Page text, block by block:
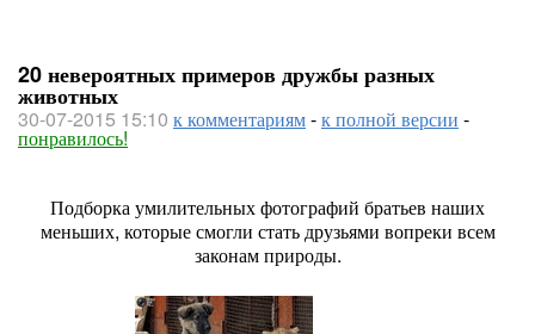
20 невероятных примеров дружбы разных
животных
30-07-2015 15:10 к комментариям-к полной версии -
понравилось!
Подборка умилительных фотографий братьев наших
меньших, которые смогли стать друзьями вопреки всем
законам природы.